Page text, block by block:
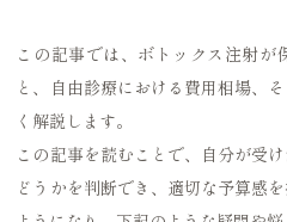
この記事では、ボトックス注射が
と、自由診療における費用相場、
く解説します。
この記事を読むことで、自分が受
どうかを判断でき、適切な予算感